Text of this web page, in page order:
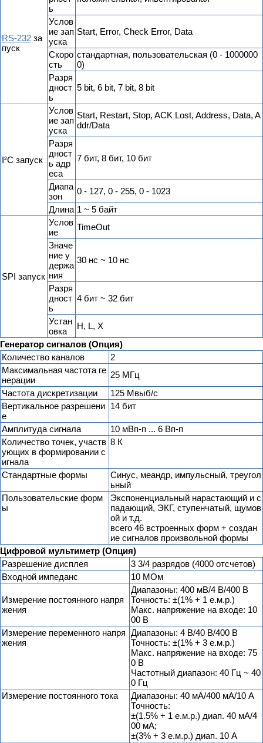
RS-232 за
пуск
ь
Услов
ие зап
уска
Start, Error, Check Error, Data
Скоро
сть
стандартная, пользовательская (0 - 1000000
0)
Разря
дност
ь
5 bit, 6 bit, 7 bit, 8 bit
I²C запуск
Услов
ие зап
уска
Start, Restart, Stop, ACK Lost, Address, Data, A
ddr/Data
Разря
дност
ь адр
еса
7 бит, 8 бит, 10 бит
Диапа
зон
0 - 127, 0 - 255, 0 - 1023
Длина 1 ~ 5 байт
SPI запуск
Услов
ие
TimeOut
Значе
ние у
держа
ния
30 нс ~ 10 нс
Разря
дност
ь
4 бит ~ 32 бит
Устан
овка
H, L, X
Генератор сигналов (Опция)
Количество каналов
2
Максимальная частота ге
нерации
25 МГц
Частота дискретизации
125 Мвыб/с
Вертикальное разрешени
е
14 бит
Амплитуда сигнала
10 мВп-п ... 6 Вп-п
Количество точек, участв
ующих в формировании с
игнала
8 К
Стандартные формы
Синус, меандр, импульсный, треугол
ьный
Пользовательские форм
ы
Экспоненциальный нарастающий и с
падающий, ЭКГ, ступенчатый, щумов
ой и т.д.
всего 46 встроенных форм + создан
ие сигналов произвольной формы
Цифровой мультиметр (Опция)
Разрешение дисплея
3 3/4 разрядов (4000 отсчетов)
Входной импеданс
10 МОм
Измерение постоянного напря
жения
Диапазоны: 400 мВ/4 В/400 В
Точность: ±(1% + 1 е.м.р.)
Макс. напряжение на входе: 10
00 В
Измерение переменного напря
жения
Диапазоны: 4 В/40 В/400 В
Точность: ±(1% + 3 е.м.р.)
Макс. напряжение на входе: 75
0 В
Частотный диапазон: 40 Гц ~ 40
0 Гц
Измерение постоянного тока
Диапазоны: 40 мА/400 мА/10 А
Точность:
±(1.5% + 1 е.м.р.) диап. 40 мА/4
00 мА;
±(3% + 3 е.м.р.) диап. 10 А